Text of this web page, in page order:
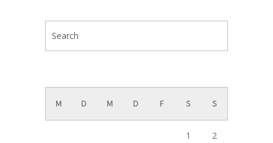
M D M D F S S
1 2